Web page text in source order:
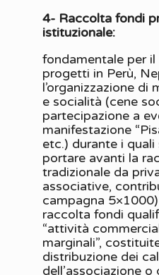
4- Raccolta fondi
istituzionale:
fondamentale per
progetti in Perù,
l’organizzazione di
e socialità (cene
partecipazione a
manifestazione
etc.) durante i quali
portare avanti la
tradizionale da
associative,
campagna
raccolta fondi
“attività
marginali”,
distribuzione dei
dell’associazione o